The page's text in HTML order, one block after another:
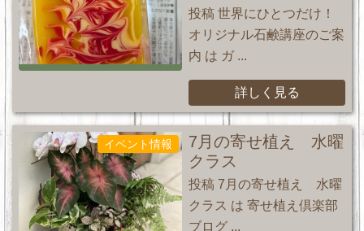
投稿 世界にひとつだけ！
オリジナル石鹸講座のご案
内 は ガ ...
詳しく見る
イベント情報
7月の寄せ植え 水曜
クラス
投稿 7月の寄せ植え 水曜
クラス は 寄せ植え倶楽部
ブログ ...